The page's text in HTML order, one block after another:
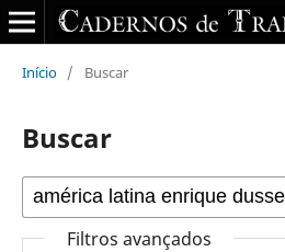
Início / Buscar
Buscar
Filtros avançados